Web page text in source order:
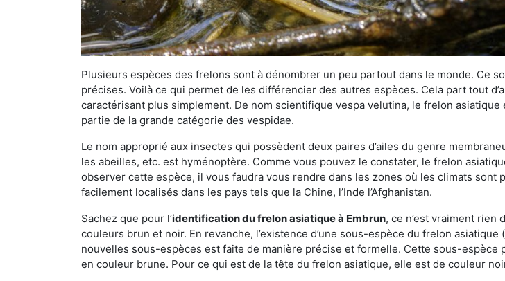
Plusieurs espèces des frelons sont à dénombrer un peu partout dans le monde. Ce
précises. Voilà ce qui permet de les différencier des autres espèces. Cela part tout
caractérisant plus simplement. De nom scientifique vespa velutina, le frelon
partie de la grande catégorie des vespidae.
Le nom approprié aux insectes qui possèdent deux paires d’ailes du genre
les abeilles, etc. est hyménoptère. Comme vous pouvez le constater, le frelon
observer cette espèce, il vous faudra vous rendre dans les zones où les climats
facilement localisés dans les pays tels que la Chine, l’Inde l’Afghanistan.
Sachez que pour l’identification du frelon asiatiqueà Embrun, ce n’est vraiment
couleurs brun et noir. En revanche, l’existence d’une sous-espèce du frelon asiatique (
nouvelles sous-espèces est faite de manière précise et formelle. Cette sous-
en couleur brune. Pour ce qui est de la tête du frelon asiatique, elle est de couleur